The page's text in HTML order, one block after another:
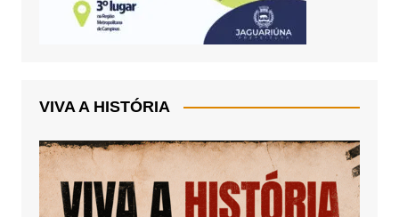
VIVA A HISTÓRIA